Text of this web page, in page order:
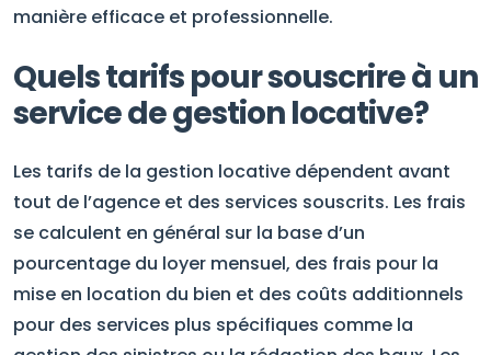
manière efficace et professionnelle.
Quels tarifs pour souscrire à un
service de gestion locative?
Les tarifs de la gestion locative dépendent avant
tout de l’agence et des services souscrits. Les frais
se calculent en général sur la base d’un
pourcentage du loyer mensuel, des frais pour la
mise en location du bien et des coûts additionnels
pour des services plus spécifiques comme la